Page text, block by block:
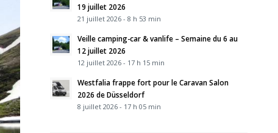
19 juillet 2026
21 juillet 2026 - 8 h 53 min
Veille camping-car & vanlife – Semaine du 6 au
12 juillet 2026
12 juillet 2026 - 17 h 15 min
Westfalia frappe fort pour le Caravan Salon
2026 de Düsseldorf
8 juillet 2026 - 17 h 05 min